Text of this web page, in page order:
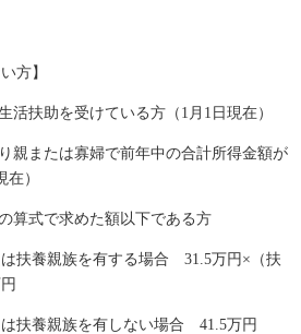
方】
活扶助を受けている方（1月1日現在）
親または寡婦で前年中の合計所得金額が
）
算式で求めた額以下である方
養親族を有する場合 31.5万円×（扶
養親族を有しない場合 41.5万円